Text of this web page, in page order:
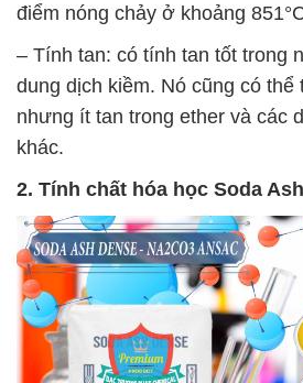
điểm nóng chảy ở khoảng
– Tính tan: có tính tan tốt trong
dung dịch kiềm. Nó cũng có thể
nhưng ít tan trong ether và các
khác.
2. Tính chất hóa học Soda